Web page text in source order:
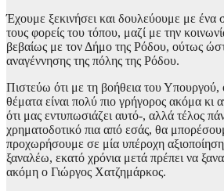
Έχουμε ξεκινήσει και δουλεύουμε με ένα
τους φορείς του τόπου, μαζί με την
βεβαίως με τον Δήμο της Ρόδου, ούτως
αναγέννησης της πόλης της Ρόδου.
Πιστεύω ότι με τη βοήθεια του Υπουργού,
θέματα είναι πολύ πιο γρήγορος ακόμα κι
ότι μας εντυπωσιάζει αυτό-, αλλά τέλος
χρηματοδοτικό πια από εσάς, θα
προχωρήσουμε σε μία υπέροχη
ξαναλέω, εκατό χρόνια μετά πρέπει να
ακόμη ο Γιώργος Χατζημάρκος.